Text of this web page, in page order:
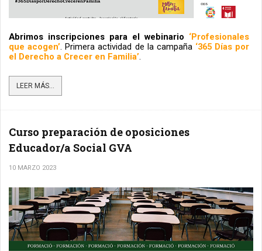
Abrimos inscripciones para el webinario ‘Profesionales
que acogen’. Primera actividad de la campaña ‘365 Días por
el Derecho a Crecer en Familia’.
LEER MÁS...
Curso preparación de oposiciones
Educador/a Social GVA
10 MARZO 2023